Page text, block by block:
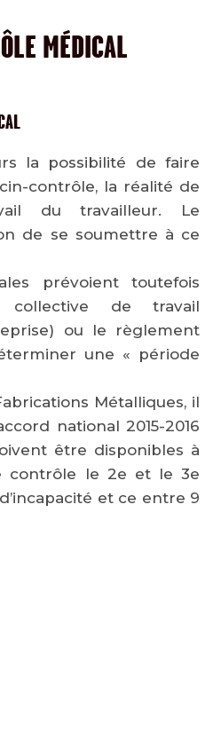
MÉDICAL
la possibilité de faire
contrôle, la réalité de
du travailleur. Le
de se soumettre à ce
prévoient toutefois
collective de travail
ou le règlement
une « période
Métalliques, il
national 2015-2016
être disponibles à
contrôle le 2e et le 3e
et ce entre 9